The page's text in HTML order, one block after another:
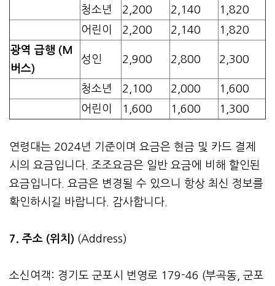
청소년 2,200 2,140
1,820
어린이
2,200 2,140
1,820
광역 급행 (M
버스)
성인 2,900 2,800 2,300
청소년 2,100 2,000
1,600
어린이
1,600 1,600 1,300
연령대는 2024년 기준이며 요금은 현금 및 카드 결제
시의 요금입니다. 조조요금은 일반 요금에 비해 할인된
요금입니다. 요금은 변경될 수 있으니 항상 최신 정보를
확인하시길 바랍니다. 감사합니다.
7. 주소 (위치) (Address)
소신여객: 경기도 군포시 번영로 179-46 (부곡동, 군포